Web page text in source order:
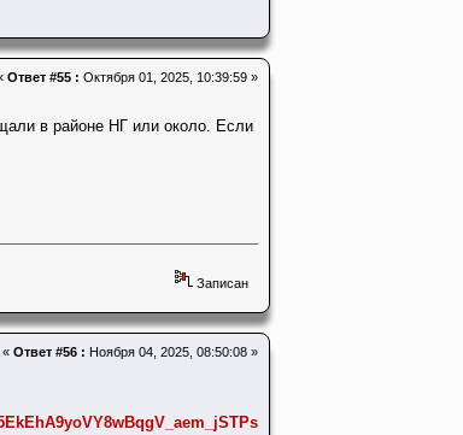
Ответ #55 : Октября 01, 2025, 10:39:59 »
в районе НГ или около. Если
Записан
« Ответ #56 : Ноября 04, 2025, 08:50:08 »